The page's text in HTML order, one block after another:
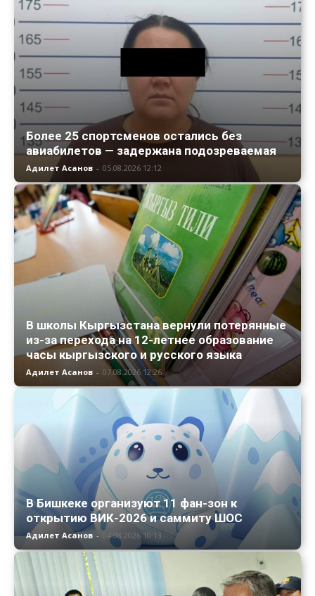
Более 25 спортсменов остались без
авиабилетов — задержана подозреваемая
Адилет Асанов - 05.08.2026 12:12
В школы Кыргызстана вернули потерянные
из-за перехода на 12-летнее образование
часы кыргызского и русского языка
Адилет Асанов - 07.08.2026 12:26
В Бишкеке организуют 11 фан-зон к
открытию ВИК-2026 и саммиту ШОС
Адилет Асанов - 04.08.2026 10:13